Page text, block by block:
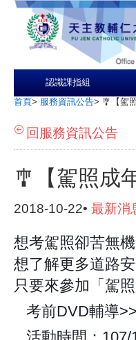
認識課指組
首頁> 服務資訊公告> 🎐【駕
回服務資訊公告
🎐【駕照成
2018-10-22• 最新消
想考駕照卻苦無
想了解更多道路
只要來參加「駕
考前DVD輔導